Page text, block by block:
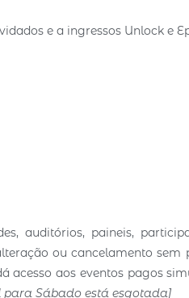
e a ingressos Unlock e
auditórios, paineis,
ou cancelamento sem
acesso aos eventos pagos
para Sábado está esgotada]